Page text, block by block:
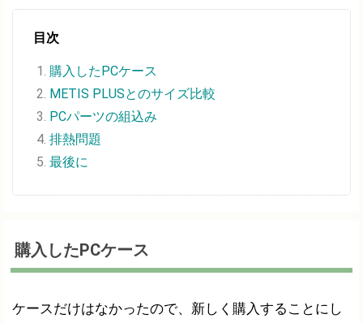
目次
購入したPCケース
METIS PLUSとのサイズ比較
PCパーツの組込み
排熱問題
最後に
購入したPCケース
ケースだけはなかったので、新しく購入することにし